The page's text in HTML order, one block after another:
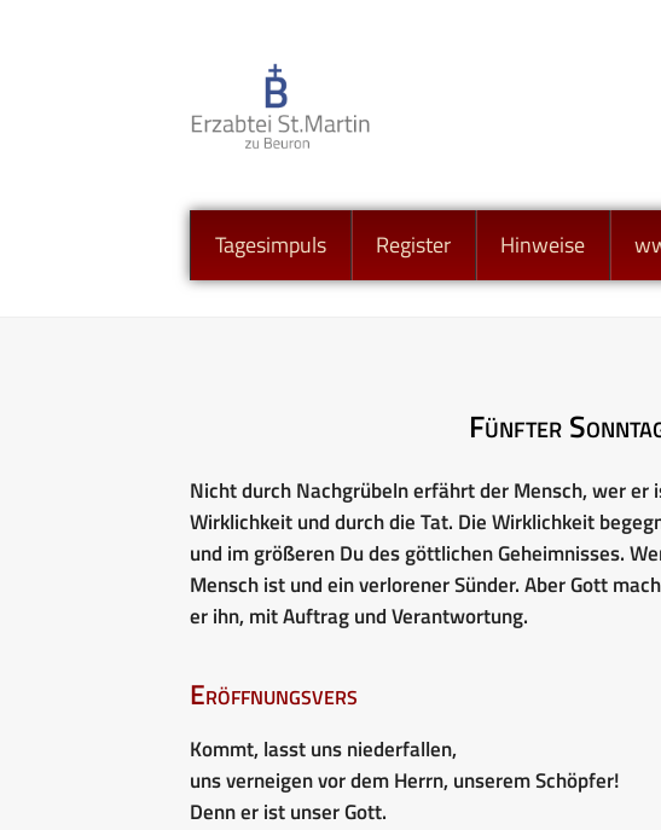
Tagesimpuls Register Hinweise
Fünfter
Nicht durch Nachgrübeln erfährt der Mensch, wer er
Wirklichkeit und durch die Tat. Die Wirklichkeit
und im größeren Du des göttlichen Geheimnisses.
Mensch ist und ein verlorener Sünder. Aber Gott
er ihn, mit Auftrag und Verantwortung.
Eröffnungsvers
Kommt, lasst uns niederfallen,
uns verneigen vor dem Herrn, unserem Schöpfer!
Denn er ist unser Gott.